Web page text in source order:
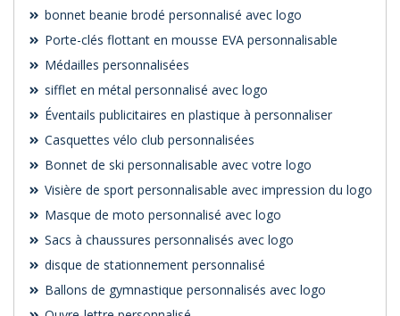
bonnet beanie brodé personnalisé avec logo
Porte-clés flottant en mousse EVA personnalisable
Médailles personnalisées
sifflet en métal personnalisé avec logo
Éventails publicitaires en plastique à personnaliser
Casquettes vélo club personnalisées
Bonnet de ski personnalisable avec votre logo
Visière de sport personnalisable avec impression du logo
Masque de moto personnalisé avec logo
Sacs à chaussures personnalisés avec logo
disque de stationnement personnalisé
Ballons de gymnastique personnalisés avec logo